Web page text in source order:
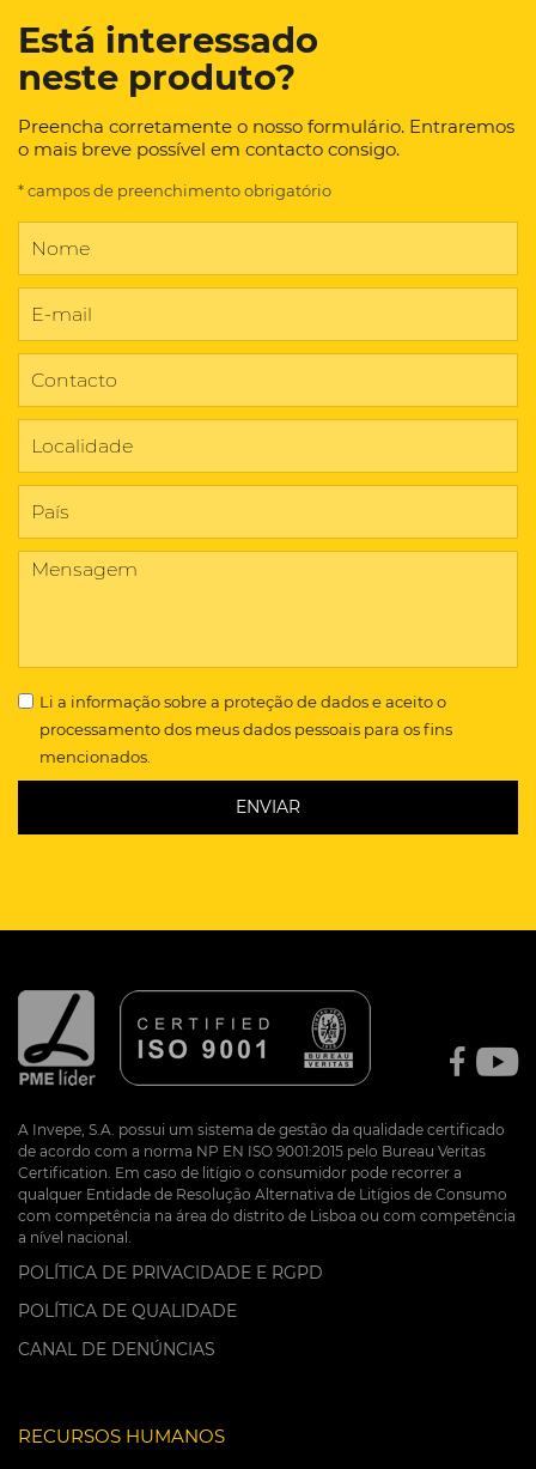
Está interessado
neste produto?
Preencha corretamente o nosso formulário. Entraremos
o mais breve possível em contacto consigo.
* campos de preenchimento obrigatório
Li a informação sobre a proteção de dadose aceito o
processamento dos meus dados pessoais para os fins
mencionados.
A Invepe, S.A. possui um sistema de gestão da qualidade certificado
de acordo com a norma NP EN ISO 9001:2015 pelo Bureau Veritas
Certification. Em caso de litígio o consumidor pode recorrer a
qualquer Entidade de Resolução Alternativa de Litígios de Consumo
com competência na área do distrito de Lisboa ou com competência
a nível nacional.
POLÍTICA DE PRIVACIDADE E RGPD
POLÍTICA DE QUALIDADE
CANAL DE DENÚNCIAS
RECURSOS HUMANOS